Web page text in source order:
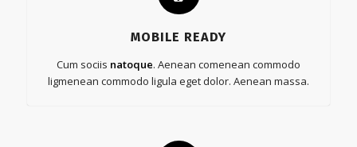
MOBILE READY
Cum sociis natoque. Aenean comenean commodo
ligmenean commodo ligula eget dolor. Aenean massa.